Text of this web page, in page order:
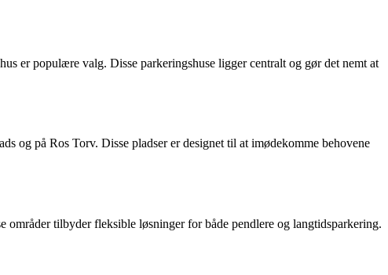
er populære valg. Disse parkeringshuse ligger centralt og gør det nemt at
og på Ros Torv. Disse pladser er designet til at imødekomme behovene
tilbyder fleksible løsninger for både pendlere og langtidsparkering.